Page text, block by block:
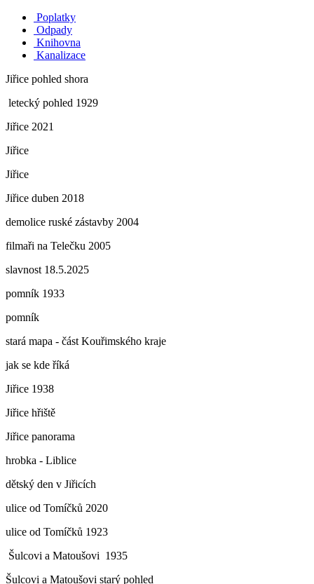
Poplatky
Odpady
Knihovna
Kanalizace
Jiřice pohled shora
letecký pohled 1929
Jiřice 2021
Jiřice
Jiřice
Jiřice duben 2018
demolice ruské zástavby 2004
filmaři na Telečku 2005
slavnost 18.5.2025
pomník 1933
pomník
stará mapa - část Kouřimského kraje
jak se kde říká
Jiřice 1938
Jiřice hřiště
Jiřice panorama
hrobka - Liblice
dětský den v Jiřicích
ulice od Tomíčků 2020
ulice od Tomíčků 1923
Šulcovi a Matoušovi 1935
Šulcovi a Matoušovi starý pohled